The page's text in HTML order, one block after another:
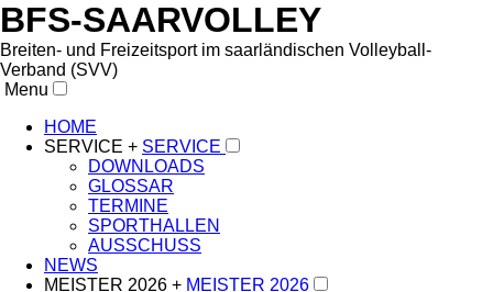
BFS-SAARVOLLEY
Breiten- und Freizeitsport im saarländischen Volleyball-
Verband (SVV)
Menu
HOME
SERVICE + SERVICE
DOWNLOADS
GLOSSAR
TERMINE
SPORTHALLEN
AUSSCHUSS
NEWS
MEISTER 2026 + MEISTER 2026